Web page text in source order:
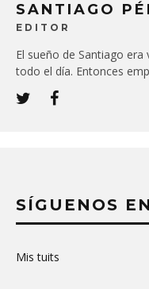
SANTIAGO
EDITOR
El sueño de Santiago
todo el día. Entonces
SÍGUENOS
Mis tuits